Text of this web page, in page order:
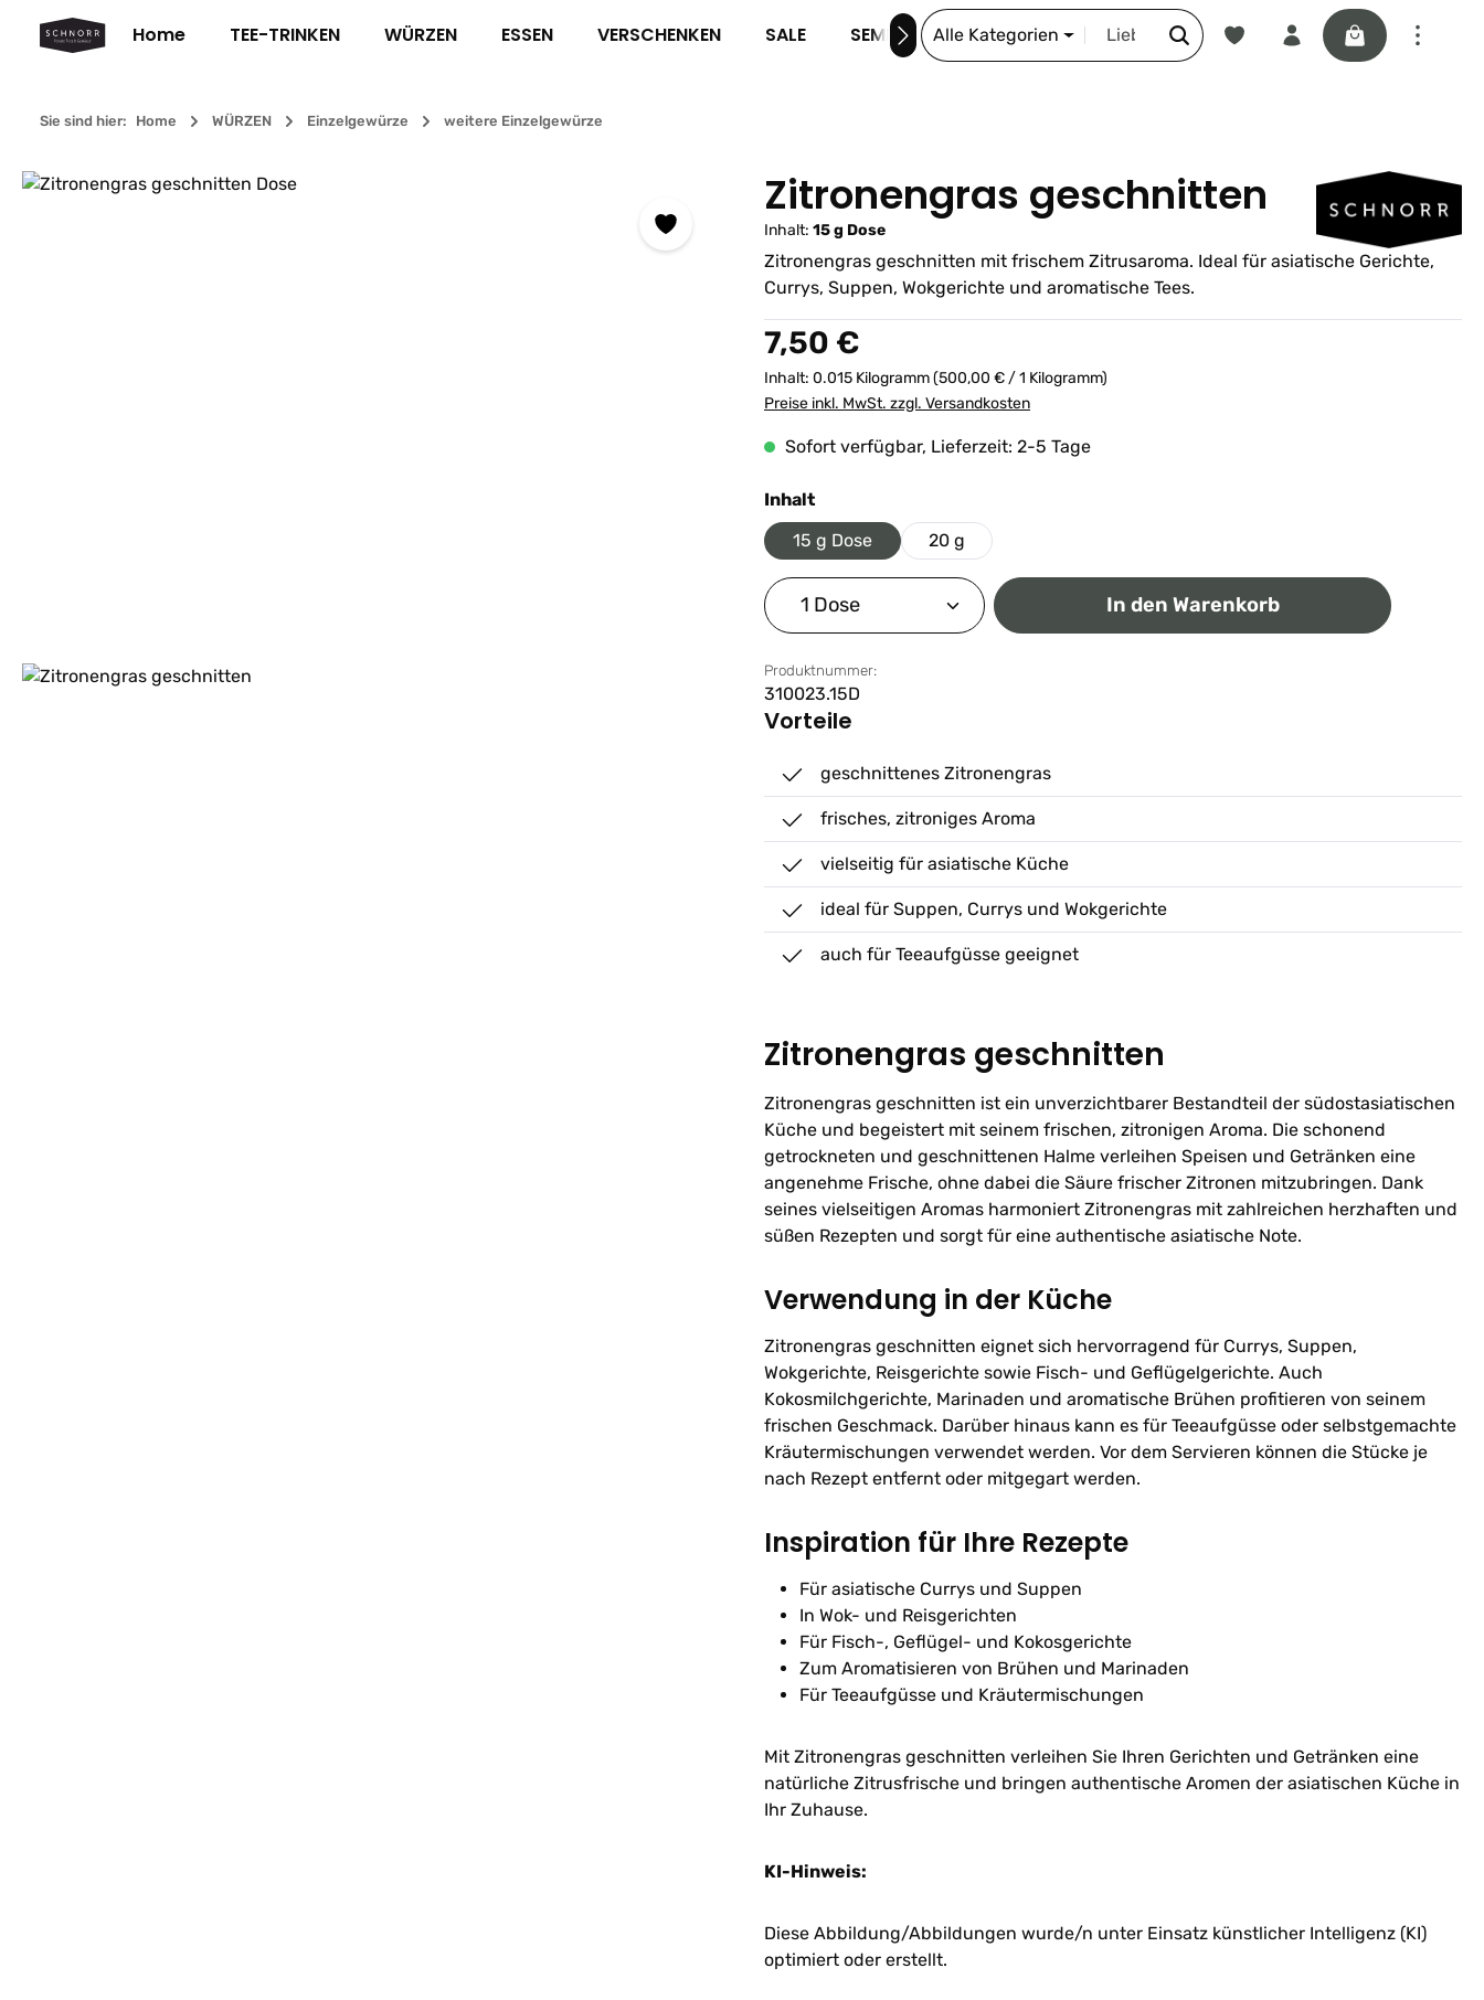
Hauptinhalt springen
Zur Suche springen
Zur Hauptnavigation springen
Home TEE-TRINKEN WÜRZEN ESSEN VERSCHENKEN SALE SEMINARE DIE SCHNORR-STORY
Alle Kategorien
Du hast 0 Produkte auf dem
Warenkorb
Sie sind hier: Home WÜRZEN Einzelgewürze weitere Einzelgewürze
Bildergalerie überspringen Zitronengras geschnitten
Inhalt: 15 g Dose
Zitronengras geschnitten mit frischem Zitrusaroma. Ideal für asiatische Gerichte,
Currys, Suppen, Wokgerichte und aromatische Tees.
Regulärer Preis:
7,50 €
Inhalt: 0.015 Kilogramm(500,00 € / 1 Kilogramm)
Preise inkl. MwSt. zzgl. Versandkosten
Sofort verfügbar, Lieferzeit: 2-5 Tage
Inhaltauswählen
15 g Dose
20 g
Produkt Anzahl: Gib den gewünschten Wert ein oder
In den Warenkorb
Produktnummer:
310023.15D
Vorteile
geschnittenes Zitronengras
frisches, zitroniges Aroma
vielseitig für asiatische Küche
ideal für Suppen, Currys und Wokgerichte
auch für Teeaufgüsse geeignet
Zitronengras geschnitten
Zitronengras geschnitten ist ein unverzichtbarer Bestandteil der südostasiatischen
Küche und begeistert mit seinem frischen, zitronigen Aroma. Die schonend
getrockneten und geschnittenen Halme verleihen Speisen und Getränken eine
angenehme Frische, ohne dabei die Säure frischer Zitronen mitzubringen. Dank
seines vielseitigen Aromas harmoniert Zitronengras mit zahlreichen herzhaften und
süßen Rezepten und sorgt für eine authentische asiatische Note.
Verwendung in der Küche
Zitronengras geschnitten eignet sich hervorragend für Currys, Suppen,
Wokgerichte, Reisgerichte sowie Fisch- und Geflügelgerichte. Auch
Kokosmilchgerichte, Marinaden und aromatische Brühen profitieren von seinem
frischen Geschmack. Darüber hinaus kann es für Teeaufgüsse oder selbstgemachte
Kräutermischungen verwendet werden. Vor dem Servieren können die Stücke je
nach Rezept entfernt oder mitgegart werden.
Inspiration für Ihre Rezepte
Für asiatische Currys und Suppen
In Wok- und Reisgerichten
Für Fisch-, Geflügel- und Kokosgerichte
Zum Aromatisieren von Brühen und Marinaden
Für Teeaufgüsse und Kräutermischungen
Mit Zitronengras geschnitten verleihen Sie Ihren Gerichten und Getränken eine
natürliche Zitrusfrische und bringen authentische Aromen der asiatischen Küche in
Ihr Zuhause.
KI-Hinweis:
Diese Abbildung/Abbildungen wurde/n unter Einsatz künstlicher Intelligenz (KI)
optimiert oder erstellt.